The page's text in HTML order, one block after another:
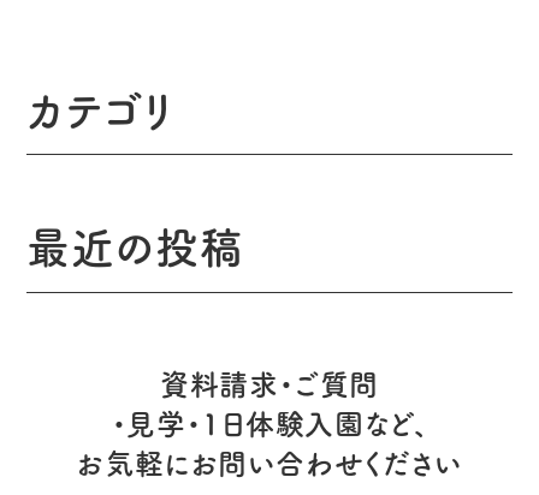
カテゴリ
最近の投稿
資料請求・ご質問
・見学・1日体験入園など、
お気軽にお問い合わせください